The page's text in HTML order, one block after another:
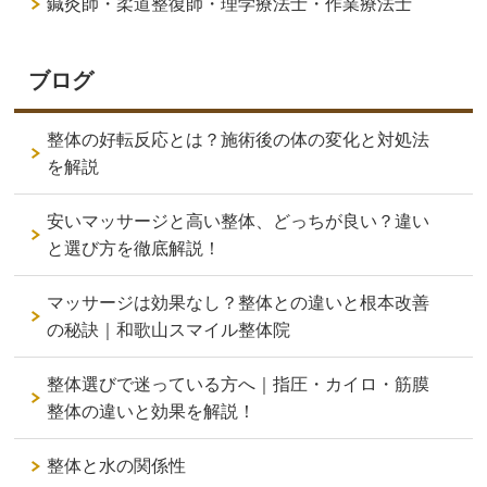
鍼灸師・柔道整復師・理学療法士・作業療法士
ブログ
整体の好転反応とは？施術後の体の変化と対処法
を解説
安いマッサージと高い整体、どっちが良い？違い
と選び方を徹底解説！
マッサージは効果なし？整体との違いと根本改善
の秘訣｜和歌山スマイル整体院
整体選びで迷っている方へ｜指圧・カイロ・筋膜
整体の違いと効果を解説！
整体と水の関係性